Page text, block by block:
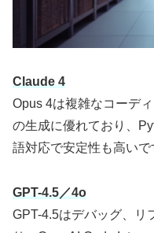
Claude 4
Opus 4は複雑なコーデ
の生成に優れており、
語対応で安定性も高いで
GPT-4.5／4o
GPT-4.5はデバッグ、リ